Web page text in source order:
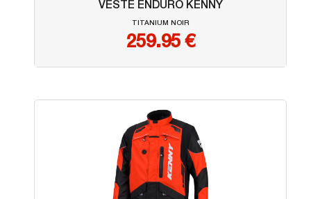
VESTE ENDURO KENNY
TITANIUM NOIR
259.95€